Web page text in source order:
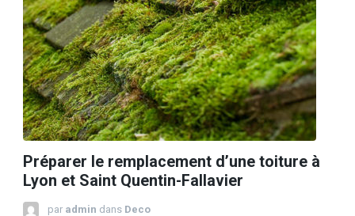
Préparer le remplacement d’une toiture à
Lyon et Saint Quentin-Fallavier
par admin dans Deco